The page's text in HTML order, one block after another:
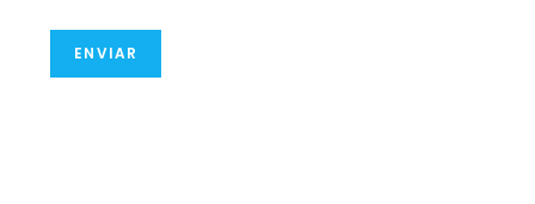
ENVIAR